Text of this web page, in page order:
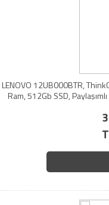
LENOVO 12UB000BTR, ThinkCentre neo
Ram, 512Gb SSD,